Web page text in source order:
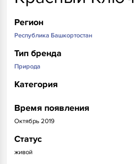
Регион
Республика Башкортостан
Тип бренда
Природа
Категория
Время появления
Октябрь 2019
Статус
живой